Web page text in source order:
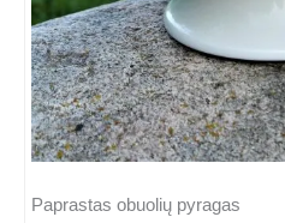
Paprastas obuolių pyragas